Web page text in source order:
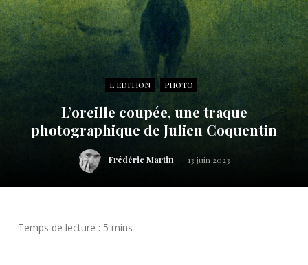
L'EDITION PHOTO
L’oreille coupée, une traque
photographique de Julien Coquentin
Frédéric Martin 13 juin 2023